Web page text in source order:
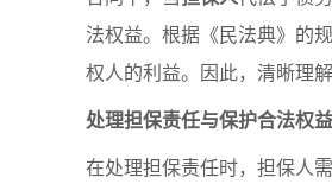
法权益。根据《民法典》的
权人的利益。因此，清晰理
处理担保责任与保护合法权
在处理担保责任时，担保人